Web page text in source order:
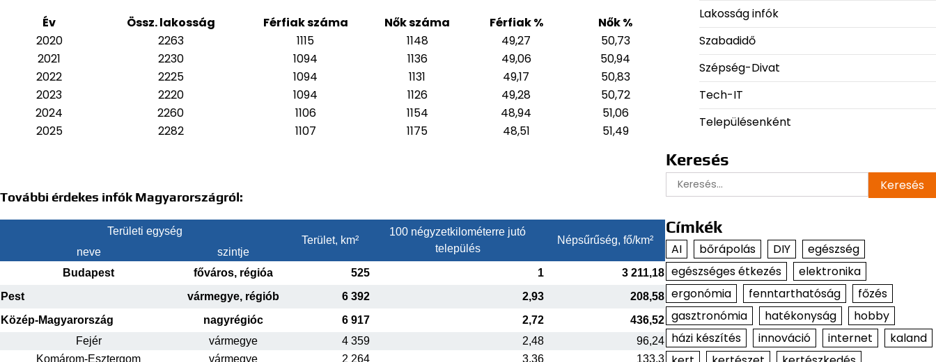
Év Össz. lakosság Férfiak száma Nők száma Férfiak %
Nők %
2020
2263 1115 1148 49,27
50,73
2021
2230 1094 1136 49,06
50,94
2022
2225 1094 1131 49,17
50,83
2023
2220 1094 1126 49,28
50,72
2024
2260 1106 1154 48,94
51,06
2025
2282 1107 1175 48,51 51,49
További érdekes infók Magyarországról:
Területi egység
Terület, km²
100 négyzetkilométerre jutó
település
Népsűrűség, fő/km²
neve
szintje
Budapest
főváros, régióa 525 1
3 211,18
Pest
vármegye, régiób 6 392 2,93
208,58
Közép-Magyarország
nagyrégióc 6 917 2,72
436,52
Fejér
vármegye 4 359 2,48
96,24
Komárom-Esztergom
vármegye 2 264 3,36 133,3
Lakosság infók
Szabadidő
Szépség-Divat
Tech-IT
Településenként
Keresés
Keresés:
Címkék
AI bőrápolás DIY
egészség
egészséges étkezés
elektronika
ergonómia
fenntarthatóság
főzés
gasztronómia
hatékonyság
hobby
házi készítés
innováció internet
kaland